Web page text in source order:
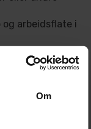
Om
og arbeidsflate i
per skuff